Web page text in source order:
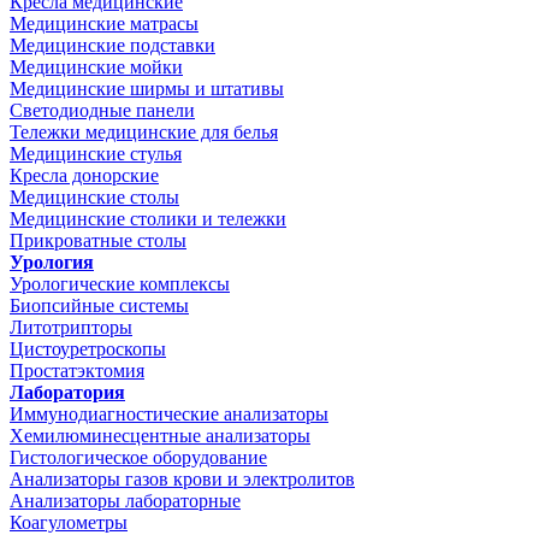
Медицинские матрасы
Медицинские подставки
Медицинские мойки
Медицинские ширмы и штативы
Светодиодные панели
Тележки медицинские для белья
Медицинские стулья
Кресла донорские
Медицинские столы
Медицинские столики и тележки
Прикроватные столы
Урология
Урологические комплексы
Биопсийные системы
Литотрипторы
Цистоуретроскопы
Простатэктомия
Лаборатория
Иммунодиагностические анализаторы
Хемилюминесцентные анализаторы
Гистологическое оборудование
Анализаторы газов крови и электролитов
Анализаторы лабораторные
Коагулометры